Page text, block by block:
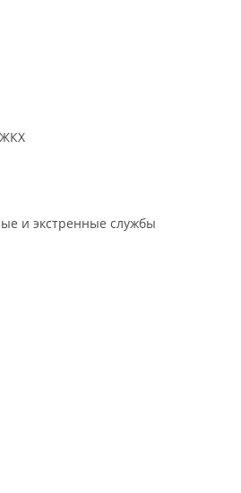
в работе с проф
ЖКХ
и экстренные службы